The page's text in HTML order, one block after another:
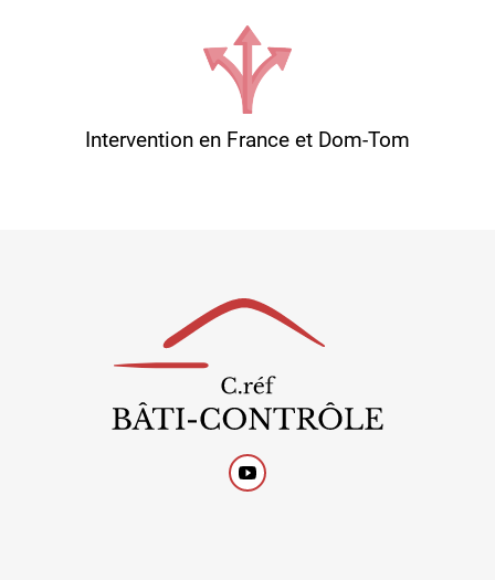
Intervention en France et Dom-Tom